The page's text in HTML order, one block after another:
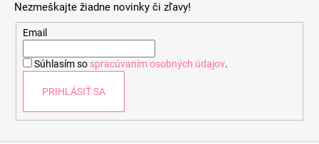
Nezmeškajte žiadne novinky či zľavy!
Email
Súhlasím so spracúvaním osobných údajov.
PRIHLÁSIŤ SA